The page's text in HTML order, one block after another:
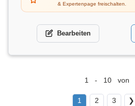
& Expertenpage freischalten.
Bearbeiten
1 - 10 von
1 2 3 ❯